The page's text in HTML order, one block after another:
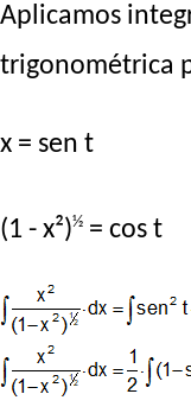
Aplicamos
trigonométrica
x = sen t
(1 - x²)½ = cos t